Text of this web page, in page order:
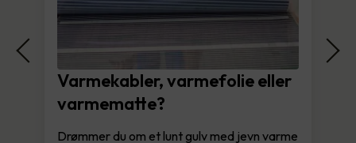
Varmekabler, varmefolie eller
varmematte?
Drømmer du om et lunt gulv med jevn varme